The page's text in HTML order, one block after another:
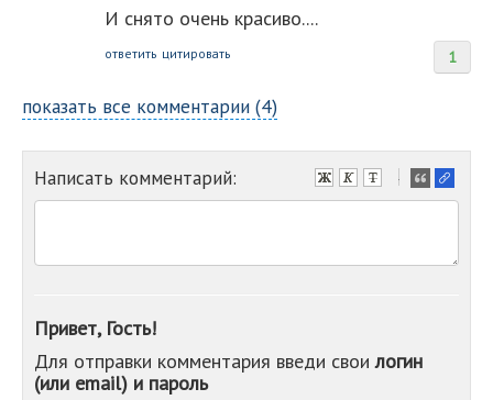
И снято очень красиво....
1
ответить цитировать
показать все комментарии (4)
Написать комментарий:
-
-
-
-
Привет, Гость!
Для отправки комментария введи своилогин
(или email) и пароль